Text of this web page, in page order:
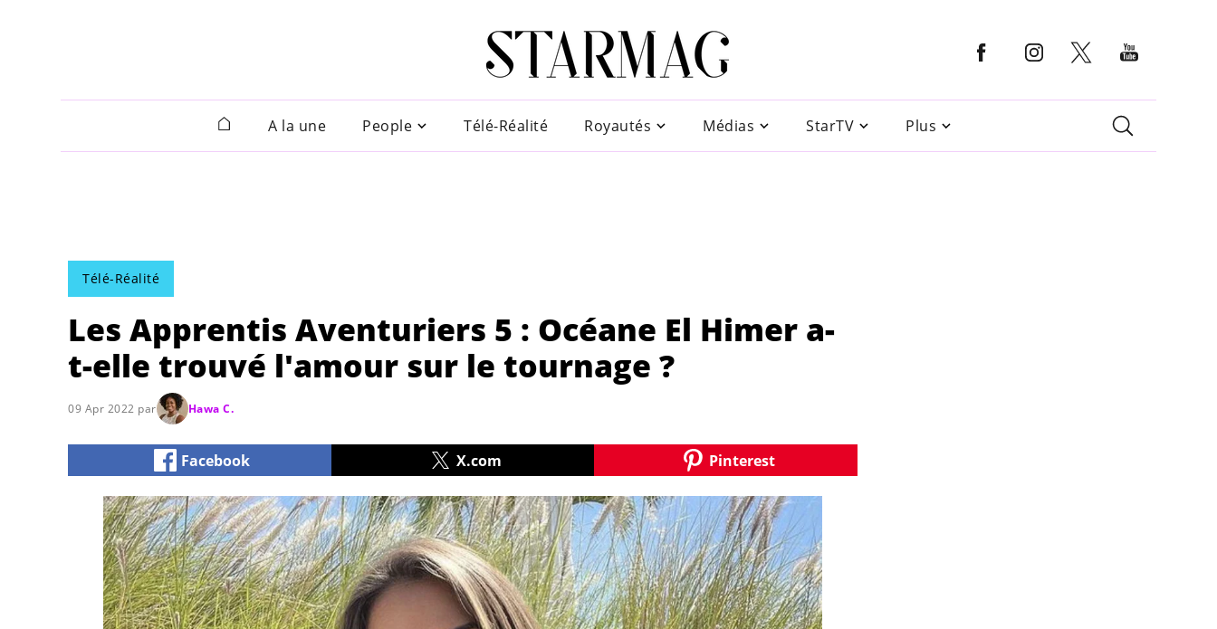
A la une People Télé-Réalité Royautés Médias StarTV Plus
Télé-Réalité
Les Apprentis Aventuriers 5 : Océane El Himer a-
t-elle trouvé l'amour sur le tournage ?
09 Apr 2022 par Hawa C.
Facebook X.com Pinterest